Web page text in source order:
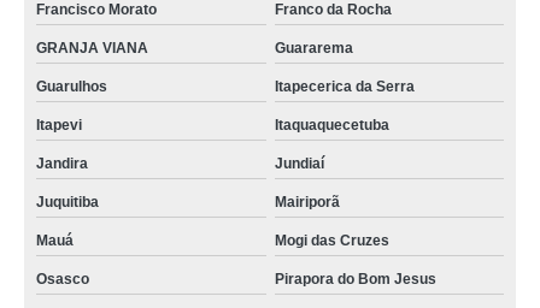
Francisco Morato Franco da Rocha
GRANJA VIANA Guararema
Guarulhos Itapecerica da Serra
Itapevi Itaquaquecetuba
Jandira Jundiaí
Juquitiba Mairiporã
Mauá Mogi das Cruzes
Osasco Pirapora do Bom Jesus